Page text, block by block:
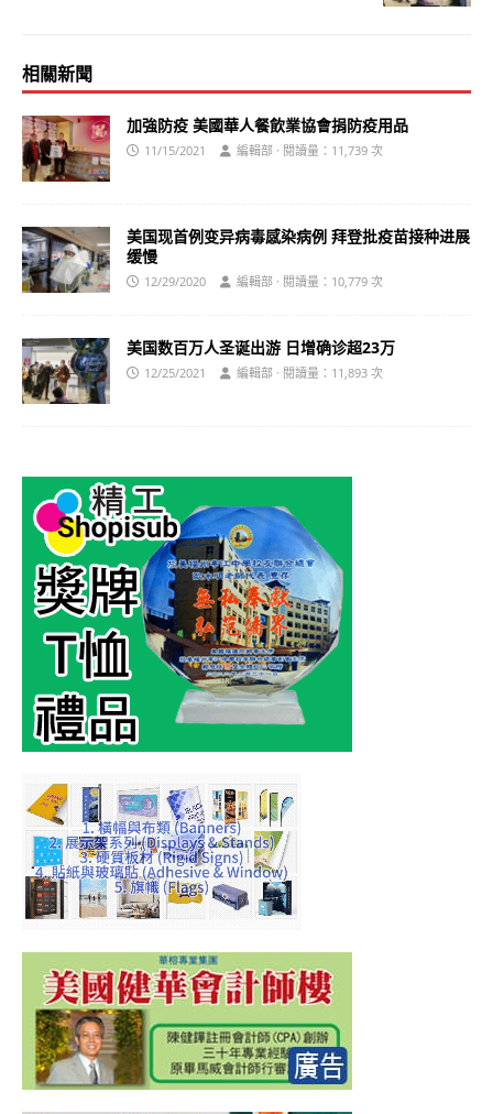
相關新聞
加強防疫 美國華人餐飲業協會捐防疫用品
11/15/2021 編輯部 · 閱讀量：11,739 次
美国现首例变异病毒感染病例 拜登批疫苗接种进展
缓慢
12/29/2020 編輯部 · 閱讀量：10,779 次
美国数百万人圣诞出游 日增确诊超23万
12/25/2021 編輯部 · 閱讀量：11,893 次